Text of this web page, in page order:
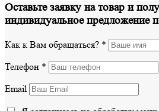
Оставьте заявку на товар и
индивидуальное предложение
Как к Вам обращаться? *
Телефон *
Email